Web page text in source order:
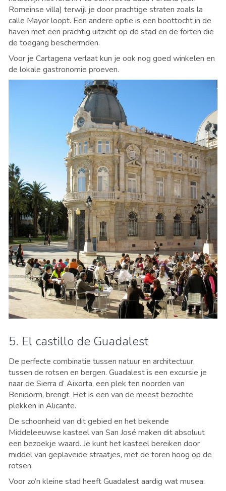
Romeinse villa) terwijl je door prachtige straten zoals la
calle Mayor loopt. Een andere optie is een boottocht in de
haven met een prachtig uitzicht op de stad en de forten die
de toegang beschermden.
Voor je Cartagena verlaat kun je ook nog goed winkelen en
de lokale gastronomie proeven.
5. El castillo de Guadalest
De perfecte combinatie tussen natuur en architectuur,
tussen de rotsen en bergen. Guadalest is een excursie je
naar de Sierra d’ Aixorta, een plek ten noorden van
Benidorm, brengt. Het is een van de meest bezochte
plekken in Alicante.
De schoonheid van dit gebied en het bekende
Middeleeuwse kasteel van San José maken dit absoluut
een bezoekje waard. Je kunt het kasteel bereiken door
middel van geplaveide straatjes, met de toren hoog op de
rotsen.
Voor zo’n kleine stad heeft Guadalest aardig wat musea: